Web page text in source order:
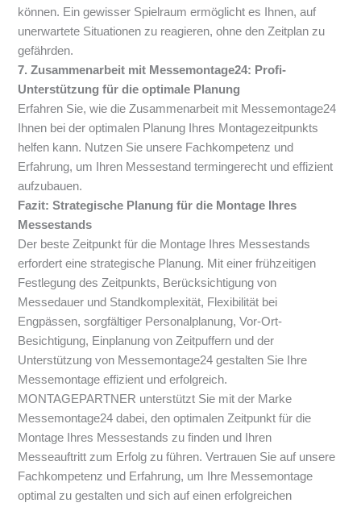
können. Ein gewisser Spielraum ermöglicht es Ihnen, auf
unerwartete Situationen zu reagieren, ohne den Zeitplan zu
gefährden.
7. Zusammenarbeit mit Messemontage24: Profi-
Unterstützung für die optimale Planung
Erfahren Sie, wie die Zusammenarbeit mit Messemontage24
Ihnen bei der optimalen Planung Ihres Montagezeitpunkts
helfen kann. Nutzen Sie unsere Fachkompetenz und
Erfahrung, um Ihren Messestand termingerecht und effizient
aufzubauen.
Fazit: Strategische Planung für die Montage Ihres
Messestands
Der beste Zeitpunkt für die Montage Ihres Messestands
erfordert eine strategische Planung. Mit einer frühzeitigen
Festlegung des Zeitpunkts, Berücksichtigung von
Messedauer und Standkomplexität, Flexibilität bei
Engpässen, sorgfältiger Personalplanung, Vor-Ort-
Besichtigung, Einplanung von Zeitpuffern und der
Unterstützung von Messemontage24 gestalten Sie Ihre
Messemontage effizient und erfolgreich.
MONTAGEPARTNER unterstützt Sie mit der Marke
Messemontage24 dabei, den optimalen Zeitpunkt für die
Montage Ihres Messestands zu finden und Ihren
Messeauftritt zum Erfolg zu führen. Vertrauen Sie auf unsere
Fachkompetenz und Erfahrung, um Ihre Messemontage
optimal zu gestalten und sich auf einen erfolgreichen